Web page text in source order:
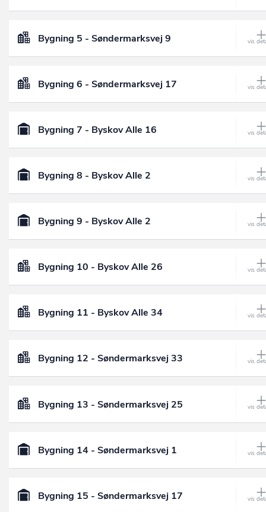
Bygning 5 - Søndermarksvej 9
Bygning 6 - Søndermarksvej 17
Bygning 7 - Byskov Alle 16
Bygning 8 - Byskov Alle 2
Bygning 9 - Byskov Alle 2
Bygning 10 - Byskov Alle 26
Bygning 11 - Byskov Alle 34
Bygning 12 - Søndermarksvej 33
Bygning 13 - Søndermarksvej 25
Bygning 14 - Søndermarksvej 1
Bygning 15 - Søndermarksvej 17